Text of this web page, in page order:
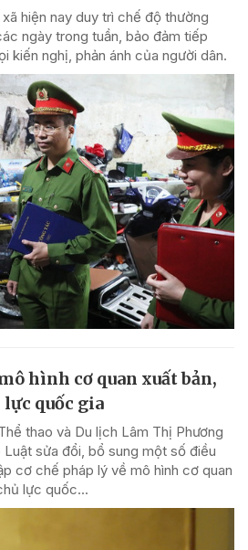
hiện nay duy trì chế độ thường
ngày trong tuần, bảo đảm tiếp
kiến nghị, phản ánh của người dân.
hình cơ quan xuất bản,
quốc gia
thao và Du lịch Lâm Thị Phương
sửa đổi, bổ sung một số điều
cơ chế pháp lý về mô hình cơ quan
lực quốc...